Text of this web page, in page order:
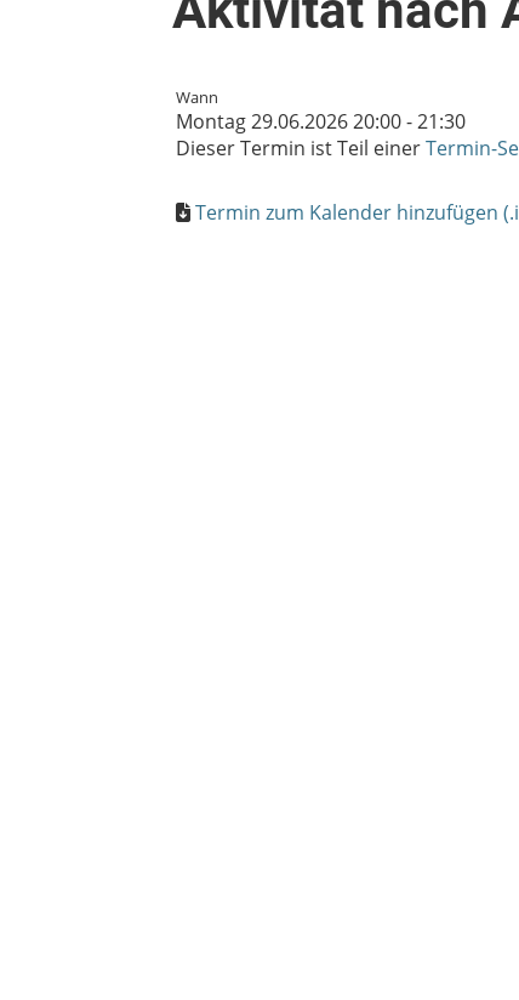
Wann
Montag 29.06.2026 20:00 - 21:30
Dieser Termin ist Teil einerTermin-
Termin zum Kalender hinzufügen